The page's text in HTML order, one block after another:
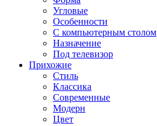
Угловые
Особенности
С компьютерным столом
Назначение
Под телевизор
Прихожие
Стиль
Классика
Современные
Модерн
Цвет